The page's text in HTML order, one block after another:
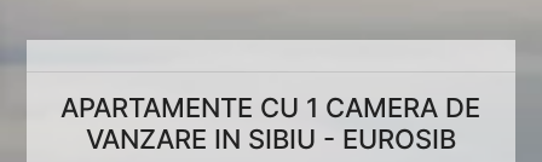
APARTAMENTE CU 1 CAMERA DE
VANZARE IN SIBIU - EUROSIB